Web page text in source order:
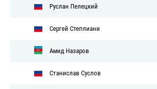
Руслан Пелецкий
Сергей Степлиани
Амид Назаров
Станислав Суслов